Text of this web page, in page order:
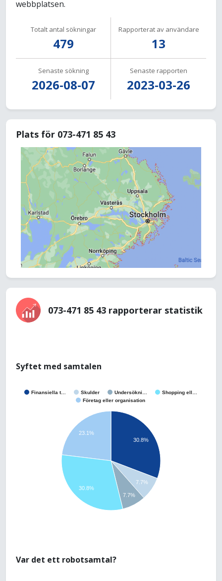
webbplatsen.
Totalt antal sökningar
479
Rapporterat av användare
13
Senaste sökning
2026-08-07
Senaste rapporten
2023-03-26
Plats för 073-471 85 43
073-471 85 43 rapporterar statistik
Syftet med samtalen
Finansiella t… Skulder Undersökni…
Shopping ell…
Företag eller organisation
30.8%
7.7%
7.7%
23.1%
30.8%
Var det ett robotsamtal?